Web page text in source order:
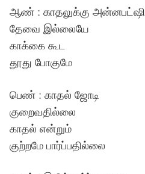
ஆண் : காதலுக்கு அன்னபட்ஷி
தேவை இல்லையே
காக்கை கூட
தூது போகுமே
பெண் : காதல் ஜோடி
குறைவதில்லை
காதல் என்றும்
குற்றமே பார்ப்பதில்லை